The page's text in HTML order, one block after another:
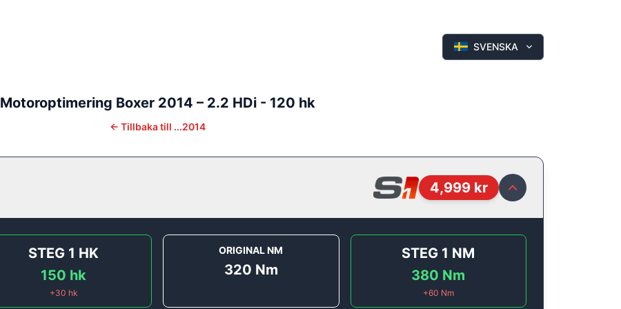
SVENSKA
Motoroptimering Boxer 2014 – 2.2 HDi - 120 hk
← Tillbaka till ...2014
4,999 kr
STEG 1 HK
150 hk
+30 hk
ORIGINAL NM
320 Nm
STEG 1 NM
380 Nm
+60 Nm